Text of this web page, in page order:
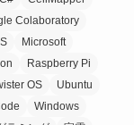
Colaboratory
Microsoft
Raspberry Pi
OS
Ubuntu
Windows